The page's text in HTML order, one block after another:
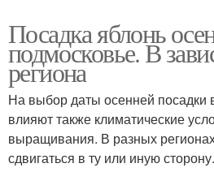
Посадка яблонь
подмосковье. В
региона
На выбор даты осенней посадки
влияют также климатические
выращивания. В разных
сдвигаться в ту или иную сторону.